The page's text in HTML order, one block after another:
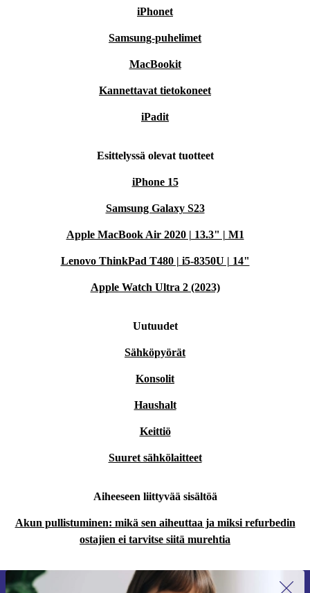
iPhonet
Samsung-puhelimet
MacBookit
Kannettavat tietokoneet
iPadit
Esittelyssä olevat tuotteet
iPhone 15
Samsung Galaxy S23
Apple MacBook Air 2020 | 13.3" | M1
Lenovo ThinkPad T480 | i5-8350U | 14"
Apple Watch Ultra 2 (2023)
Uutuudet
Sähköpyörät
Konsolit
Haushalt
Keittiö
Suuret sähkölaitteet
Aiheeseen liittyvää sisältöä
Akun pullistuminen: mikä sen aiheuttaa ja miksi refurbedin
ostajien ei tarvitse siitä murehtia